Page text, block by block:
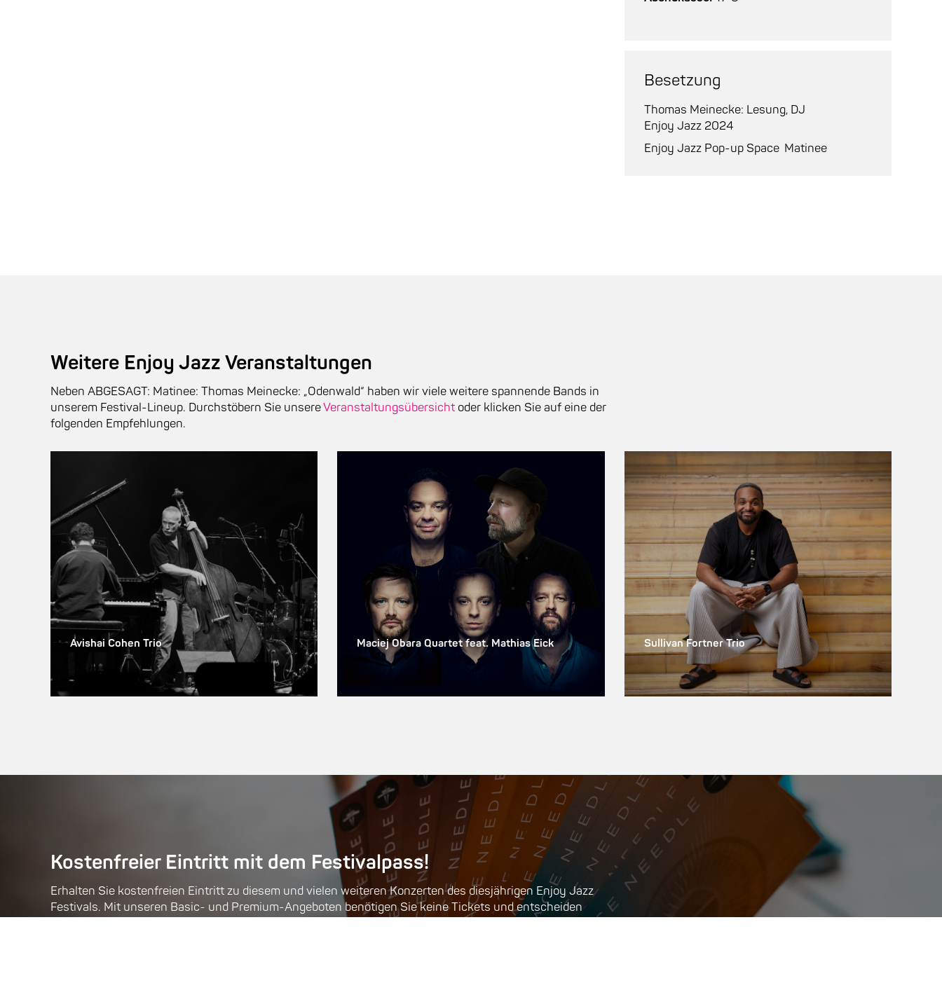
Besetzung
Thomas Meinecke: Lesung, DJ
Enjoy Jazz 2024
Enjoy Jazz Pop-up Space Matinee
Weitere Enjoy Jazz Veranstaltungen
Neben ABGESAGT: Matinee: Thomas Meinecke: „Odenwald“ haben wir viele weitere spannende Bands in
unserem Festival-Lineup. Durchstöbern Sie unsereVeranstaltungsübersicht oder klicken Sie auf eine der
folgenden Empfehlungen.
Avishai Cohen Trio Maciej Obara Quartet feat. Mathias Eick Sullivan Fortner Trio
Kostenfreier Eintritt mit dem Festivalpass!
Erhalten Sie kostenfreien Eintritt zu diesem und vielen weiteren Konzerten des diesjährigen Enjoy Jazz
Festivals. Mit unseren Basic- und Premium-Angeboten benötigen Sie keine Tickets und entscheiden